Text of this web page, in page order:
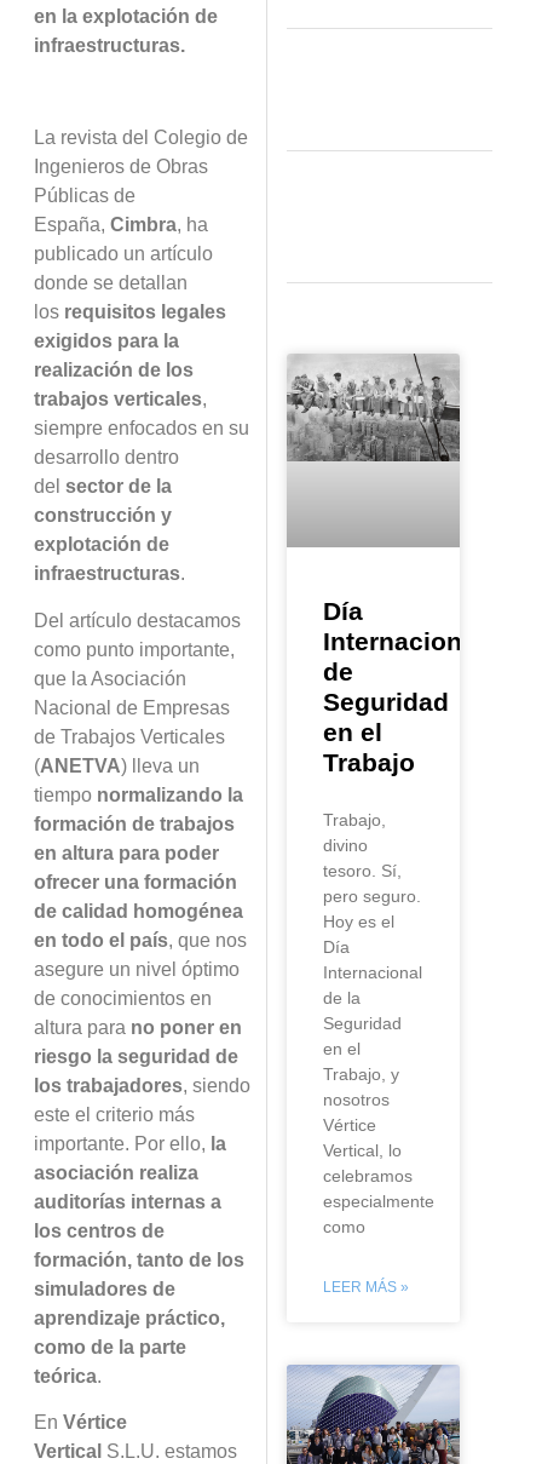
en la explotación de
infraestructuras.
La revista del Colegio de
Ingenieros de Obras
Públicas de
España, Cimbra, ha
publicado un artículo
donde se detallan
los requisitos legales
exigidos para la
realización de los
trabajos verticales,
siempre enfocados en su
desarrollo dentro
del sector de la
construcción y
explotación de
infraestructuras.
Del artículo destacamos
como punto importante,
que la Asociación
Nacional de Empresas
de Trabajos Verticales
(ANETVA) lleva un
tiempo normalizando la
formación de trabajos
en altura para poder
ofrecer una formación
de calidad homogénea
en todo el país, que nos
asegure un nivel óptimo
de conocimientos en
altura para no poner en
riesgo la seguridad de
los trabajadores, siendo
este el criterio más
importante. Por ello, la
asociación realiza
auditorías internas a
los centros de
formación, tanto de los
simuladores de
aprendizaje práctico,
como de la parte
teórica.
En Vértice
Vertical S.L.U. estamos
Día
Internacional
de
Seguridad
en el
Trabajo
Trabajo,
divino
tesoro. Sí,
pero seguro.
Hoy es el
Día
Internacional
de la
Seguridad
en el
Trabajo, y
nosotros
Vértice
Vertical, lo
celebramos
especialmente
como
LEER MÁS »